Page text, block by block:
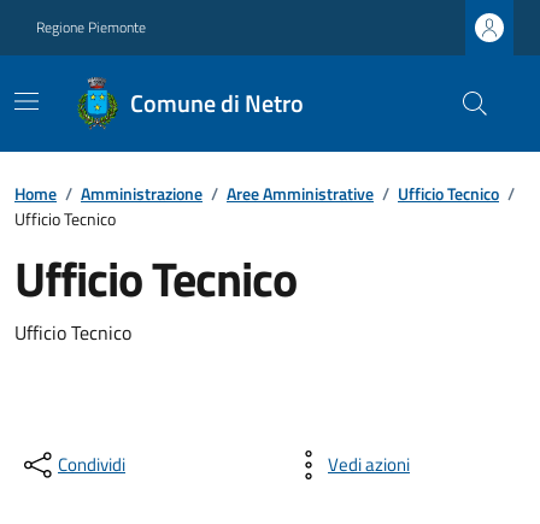
Regione Piemonte
Comune di Netro
Home / Amministrazione / Aree Amministrative / Ufficio Tecnico /
Ufficio Tecnico
Ufficio Tecnico
Ufficio Tecnico
Condividi Vedi azioni